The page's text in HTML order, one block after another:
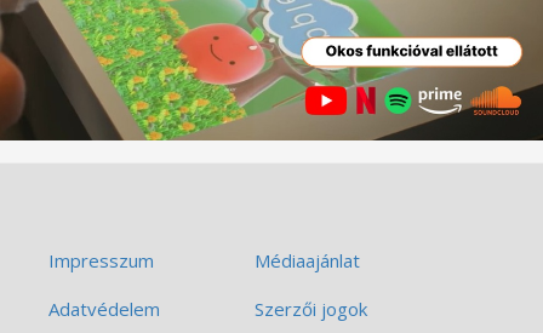
Impresszum
Médiaajánlat
Adatvédelem
Szerzői jogok